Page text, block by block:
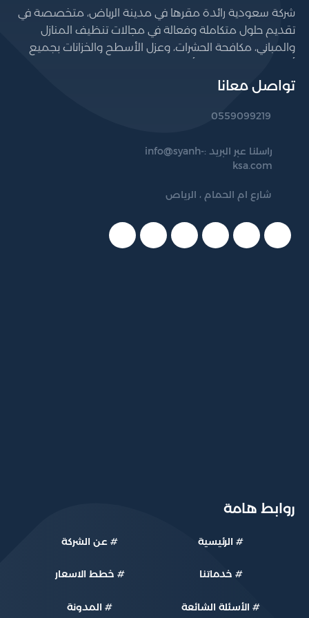
شركة سعودية رائدة مقرها في مدينة الرياض، متخصصة في
تقديم حلول متكاملة وفعالة في مجالات تنظيف المنازل
والمباني، مكافحة الحشرات، وعزل الأسطح والخزانات بجميع
خلال فريق عمل مؤهل يستخدم أحدث المعدات والتقنيات،
داخل الرياض والمناطق المجاورة، ونفخر بثقتهم المتزايدة في
تواصل معانا
0559099219
راسلنا عبر البريد :info@syanh-
ksa.com
شارع ام الحمام ، الرياص
روابط هامة
# الرئيسية # عن الشركة
# خدماتنا # خطط الاسعار
# الأسئلة الشائعة # المدونة